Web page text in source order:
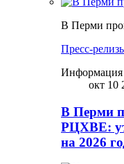
В Перми
Пресс-
Информация
окт 10
В Перми
РЦХВЕ:
на 2026